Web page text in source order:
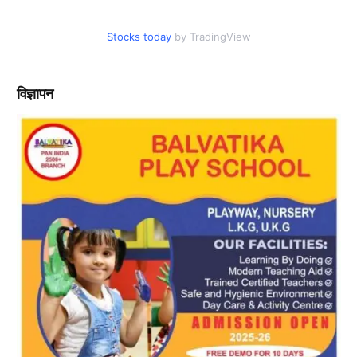
Stocks today by TradingView
विज्ञापन